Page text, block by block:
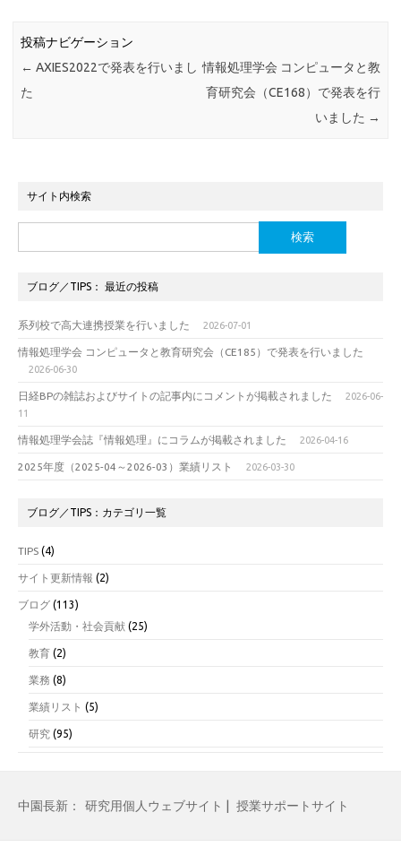
投稿ナビゲーション
← AXIES2022で発表を行いまし
た
情報処理学会 コンピュータと教
育研究会（CE168）で発表を行
いました →
サイト内検索
索:
ブログ／TIPS： 最近の投稿
系列校で高大連携授業を行いました 2026-07-01
情報処理学会 コンピュータと教育研究会（CE185）で発表を行いました
2026-06-30
日経BPの雑誌およびサイトの記事内にコメントが掲載されました
2026-06-
11
情報処理学会誌『情報処理』にコラムが掲載されました 2026-04-16
2025年度（2025-04～2026-03）業績リスト 2026-03-30
ブログ／TIPS：カテゴリ一覧
TIPS (4)
サイト更新情報 (2)
ブログ (113)
学外活動・社会貢献 (25)
教育 (2)
業務 (8)
業績リスト (5)
研究 (95)
中園長新： 研究用個人ウェブサイト 授業サポートサイト